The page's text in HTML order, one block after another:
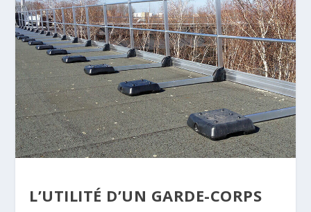
L’UTILITÉ D’UN GARDE-CORPS